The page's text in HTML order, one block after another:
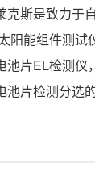
克斯是致力于
阳能组件测试
池片EL检测仪
池片检测分选